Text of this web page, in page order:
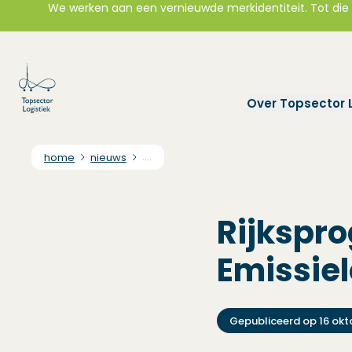
We werken aan een vernieuwde merkidentiteit. Tot
Over Topsector
home nieuws ....
Gepubliceerd op16